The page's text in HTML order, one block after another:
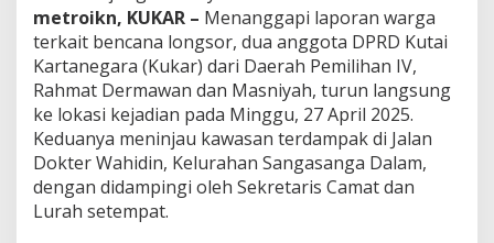
metroikn, KUKAR – Menanggapi laporan warga
terkait bencana longsor, dua anggota DPRD Kutai
Kartanegara (Kukar) dari Daerah Pemilihan IV,
Rahmat Dermawan dan Masniyah, turun langsung
ke lokasi kejadian pada Minggu, 27 April 2025.
Keduanya meninjau kawasan terdampak di Jalan
Dokter Wahidin, Kelurahan Sangasanga Dalam,
dengan didampingi oleh Sekretaris Camat dan
Lurah setempat.